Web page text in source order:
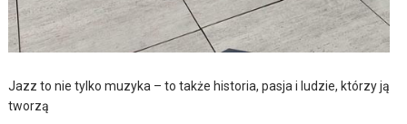
Jazz to nie tylko muzyka – to także historia, pasja i ludzie, którzy ją
tworzą